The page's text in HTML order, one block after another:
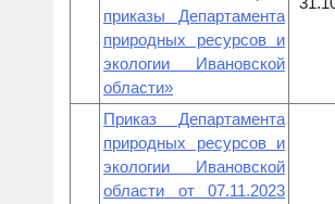
приказы Департамента
природных ресурсов и
экологии Ивановской
области»
Приказ Департамента
природных ресурсов и
экологии Ивановской
области от 07.11.2023